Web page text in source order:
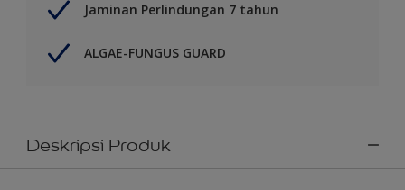
Jaminan Perlindungan 7 tahun
ALGAE-FUNGUS GUARD
Deskripsi Produk